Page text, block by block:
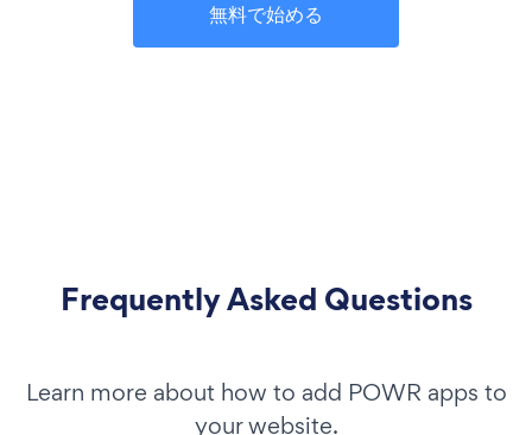
無料で始める
Frequently Asked Questions
Learn more about how to add POWR apps to
your website.